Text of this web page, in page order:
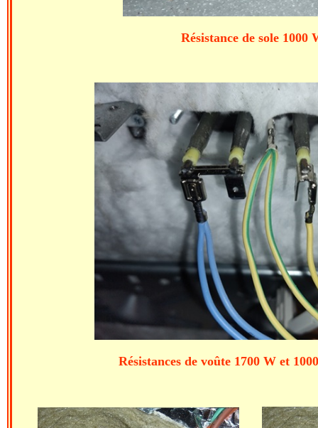
Résistance de sole 1000 W.
Résistances de voûte 1700 W et 1000 W.